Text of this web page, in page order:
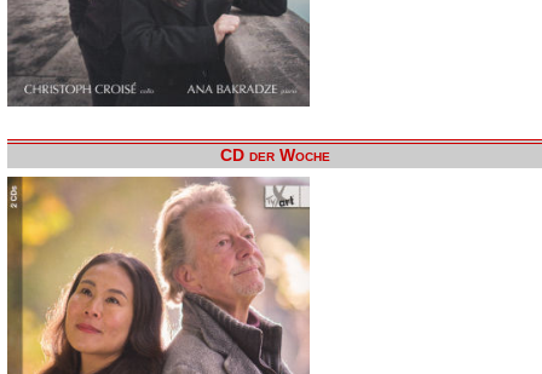
CD der Woche